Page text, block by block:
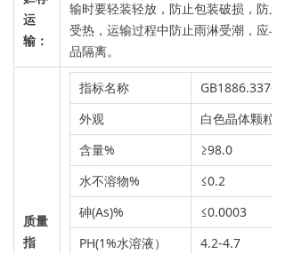
运
输：
输时要轻装轻放，防止包装破损，防止
受热，运输过程中防止雨淋受潮，应与
品隔离。
质量
指
指标名称
GB1886.337-
外观
白色晶体颗粒
含量%
≥98.0
水不溶物%
≤0.2
砷(As)%
≤0.0003
PH(1%水溶液）
4.2-4.7